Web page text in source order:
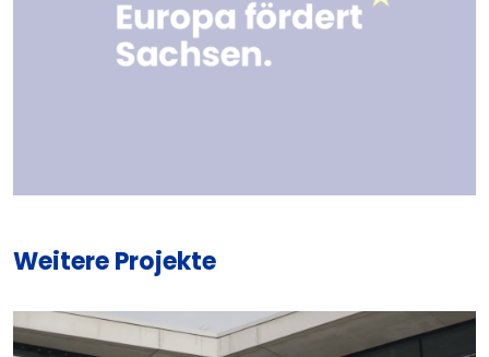
Weitere Projekte